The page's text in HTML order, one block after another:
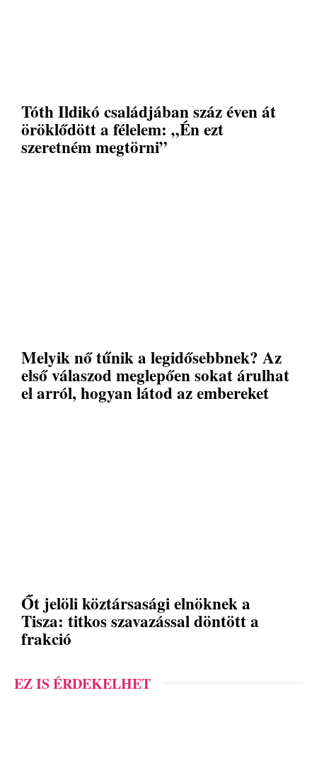
Tóth Ildikó családjában száz éven át
öröklődött a félelem: „Én ezt
szeretném megtörni”
Melyik nő tűnik a legidősebbnek? Az
első válaszod meglepően sokat árulhat
el arról, hogyan látod az embereket
Őt jelöli köztársasági elnöknek a
Tisza: titkos szavazással döntött a
frakció
EZ IS ÉRDEKELHET